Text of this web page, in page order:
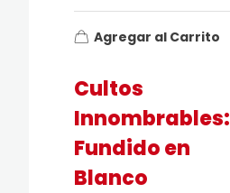
Cultos
Innombrables:
Fundido en
Blanco
Agregar al Carrito